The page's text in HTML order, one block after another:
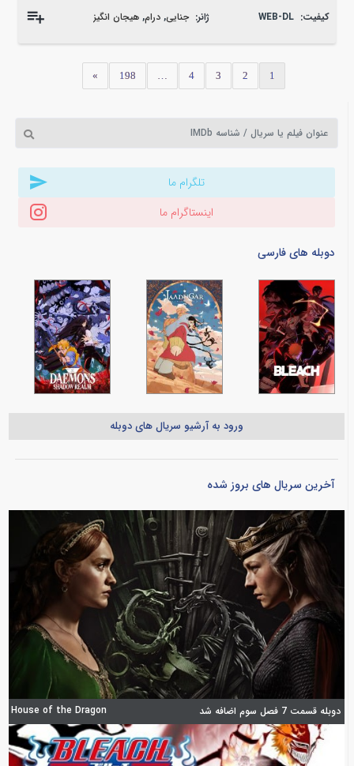
کیفیت: WEB-DL ژانر: جنایی, درام, هیجان انگیز
1
2
3
4
…
198
»
تلگرام ما
اینستاگرام ما
دوبله های فارسی
ورود به آرشیو سریال های دوبله
آخرین سریال های بروز شده
دوبله قسمت 7 فصل سوم اضافه شد House of the Dragon